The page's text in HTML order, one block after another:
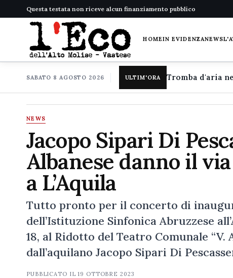
Questa testata non riceve alcun finanziamento pubblico
HOMEIN EVIDENZANEWS
SABATO 8 AGOSTO 2026 ULTIM'ORA
NEWS
Jacopo Sipari Di
Albanese danno il
a L’Aquila
Tutto pronto per il concerto di
dell’Istituzione Sinfonica Abruzzese
18, al Ridotto del Teatro Comunale
dall’aquilano Jacopo Sipari Di
PUBBLICATO IL19 OTTOBRE 2023